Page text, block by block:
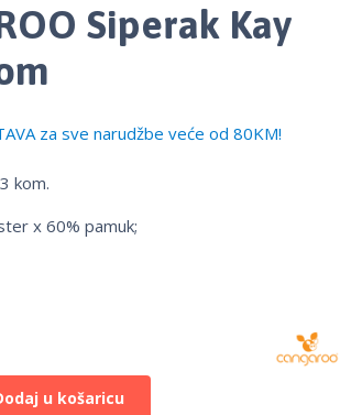
Siperak Kay
za sve narudžbe veće od 80KM!
kom.
x 60% pamuk;
u košaricu